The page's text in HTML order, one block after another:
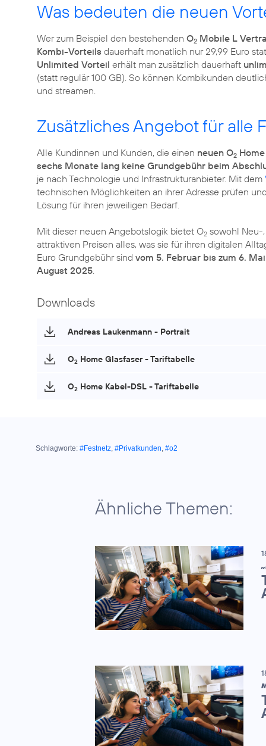
Was bedeuten die neuen
Wer zum Beispiel den bestehenden O2 Mobile L
Kombi-Vorteils dauerhaft monatlich nur 29,99 Euro
Unlimited Vorteil erhält man zusätzlich dauerhaft
(statt regulär 100 GB). So können Kombikunden
Zusätzliches Angebot für alle
Alle Kundinnen und Kunden, die einen neuen O2
sechs Monate lang keine Grundgebühr beim
je nach Technologie und Infrastrukturanbieter. Mit dem
technischen Möglichkeiten an ihrer Adresse prüfen
Lösung für ihren jeweiligen Bedarf.
Mit dieser neuen Angebotslogik bietet O2 sowohl Neu-
attraktiven Preisen alles, was sie für ihren digitalen
Euro Grundgebühr sind vom 5. Februar bis zum 6.
August 2025.
Downloads
Andreas Laukenmann - Portrait
O2 Home Glasfaser - Tariftabelle
O2 Home Kabel-DSL - Tariftabelle
Schlagworte: #Festnetz, #Privatkunden, #o2
Ähnliche Themen: